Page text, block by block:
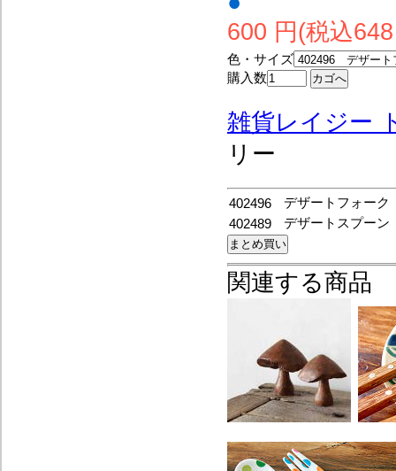
600 円(税込
色・サイズ
購入数
雑貨レイジー
リー
402496
デザートフォーク
402489
デザートスプーン
関連する商品